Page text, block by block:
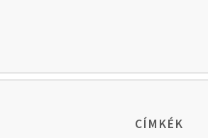
CÍMKÉK